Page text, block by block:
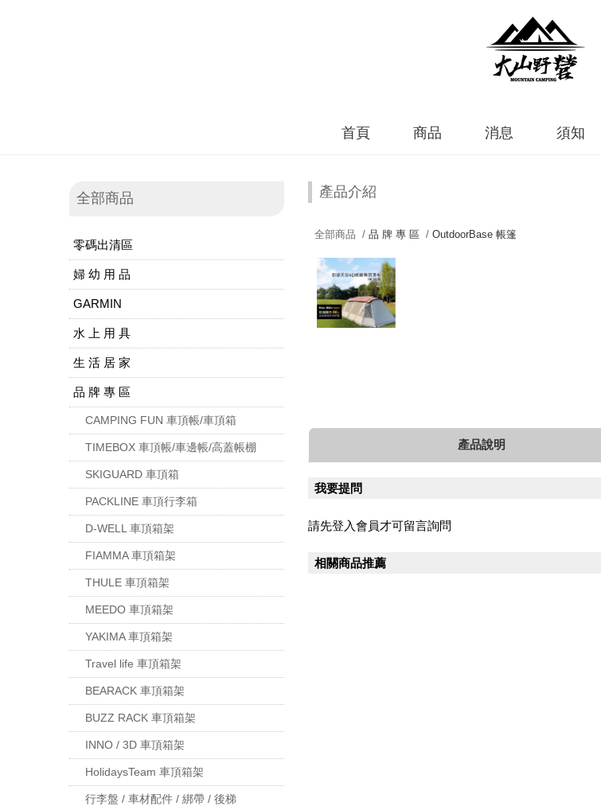
首頁 商品 消息 須知
全部商品
零碼出清區
婦 幼 用 品
GARMIN
水 上 用 具
生 活 居 家
品 牌 專 區
CAMPING FUN 車頂帳/車頂箱
TIMEBOX 車頂帳/車邊帳/高蓋帳棚
SKIGUARD 車頂箱
PACKLINE 車頂行李箱
D-WELL 車頂箱架
FIAMMA 車頂箱架
THULE 車頂箱架
MEEDO 車頂箱架
YAKIMA 車頂箱架
Travel life 車頂箱架
BEARACK 車頂箱架
BUZZ RACK 車頂箱架
INNO / 3D 車頂箱架
HolidaysTeam 車頂箱架
行李盤 / 車材配件 / 綁帶 / 後梯
產品介紹
全部商品 / 品 牌 專 區/ OutdoorBase 帳篷
產品說明
我要提問
請先登入會員才可留言詢問
相關商品推薦